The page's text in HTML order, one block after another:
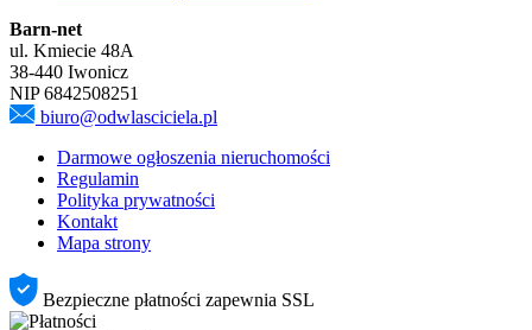
Barn-net
ul. Kmiecie 48A
38-440 Iwonicz
NIP 6842508251
biuro@odwlasciciela.pl
Darmowe ogłoszenia nieruchomości
Regulamin
Polityka prywatności
Kontakt
Mapa strony
Bezpieczne płatności zapewnia SSL